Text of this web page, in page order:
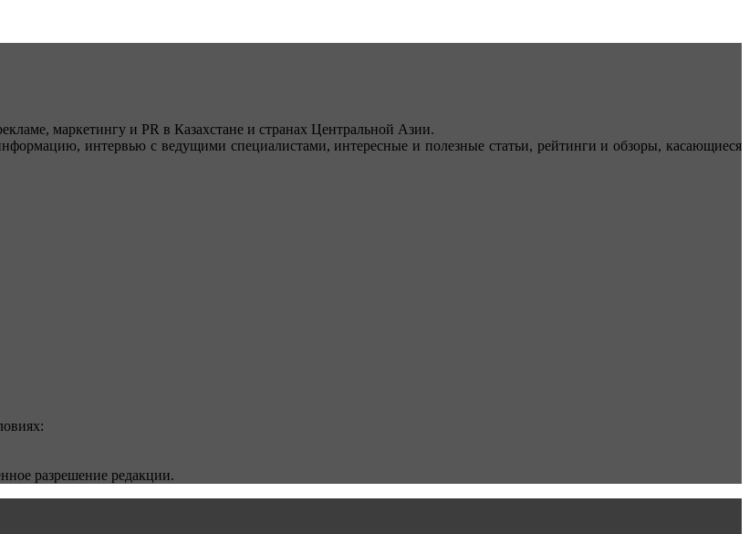
маркетингу и PR в Казахстане и странах Центральной Азии.
интервью с ведущими специалистами, интересные и полезные статьи, рейтинги и обзоры, касающиеся
разрешение редакции.